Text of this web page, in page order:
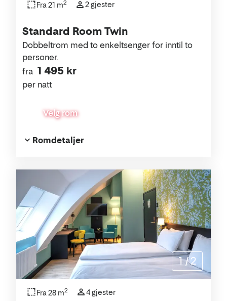
Standard Room Twin
fra 1 495 kr
per natt
Dobbeltrom med to enkeltsenger for inntil to
personer.
Velg rom
Fra 21 m2 2 gjester
Romdetaljer
Fra 28 m2 4 gjester
1 /2